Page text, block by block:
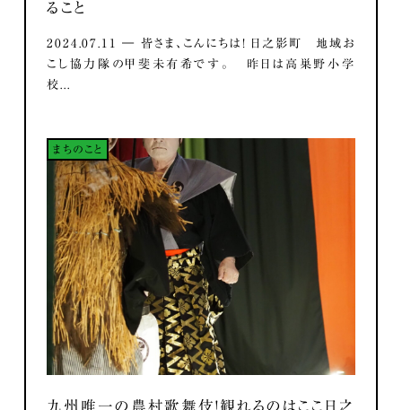
ること
2024.07.11 ― 皆さま、こんにちは！ 日之影町 地域お
こし協力隊の甲斐未有希です。 昨日は高巣野小学
校...
まちのこと
九州唯一の農村歌舞伎！観れるのはここ日之